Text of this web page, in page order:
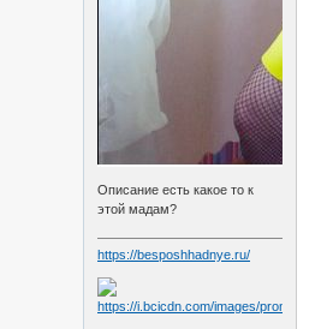
Описание есть какое то к
этой мадам?
https://besposhhadnye.ru/